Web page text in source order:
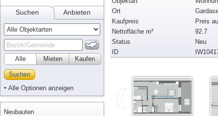
Suchen Anbieten
Alle Kaufen
Mieten
Suchen
Alle Optionen anzeigen
Neubauten
Ort
Kaufpreis
Preis
Nettofläche m²
92.7
Status
Neu
ID